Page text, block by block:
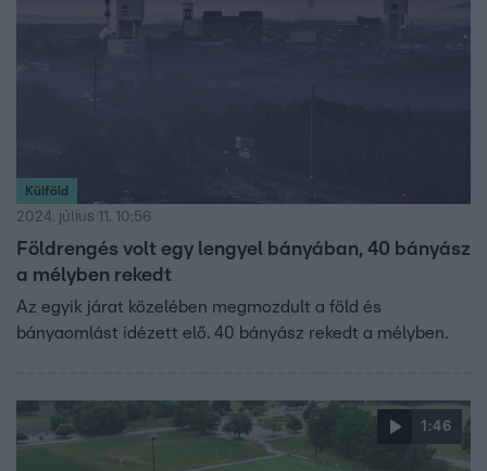
Külföld
2024. július 11. 10:56
Földrengés volt egy lengyel bányában, 40 bányász
a mélyben rekedt
Az egyik járat közelében megmozdult a föld és
bányaomlást idézett elő. 40 bányász rekedt a mélyben.
1:46